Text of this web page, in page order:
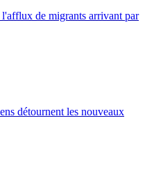
l'afflux de migrants arrivant par
détournent les nouveaux